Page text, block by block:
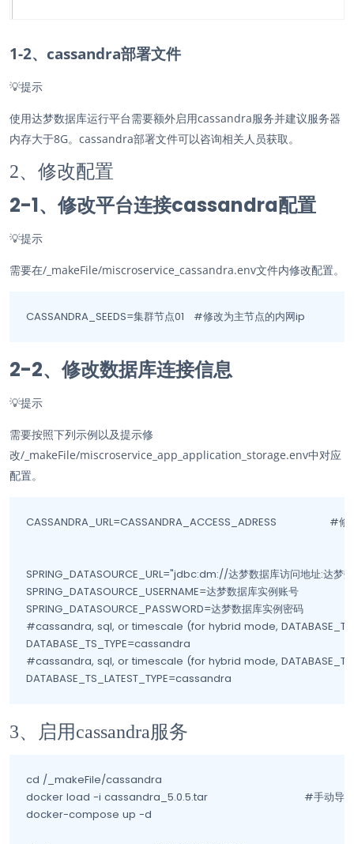
1-2、cassandra部署文件
💡提示
使用达梦数据库运行平台需要额外启用cassandra服务并建议服务器
内存大于8G。cassandra部署文件可以咨询相关人员获取。
2、修改配置
2-1、修改平台连接cassandra配置
💡提示
需要在/_makeFile/miscroservice_cassandra.env文件内修改配置。
CASSANDRA_SEEDS=集群节点01   #修改为主节点的内网ip
2-2、修改数据库连接信息
💡提示
需要按照下列示例以及提示修
改/_makeFile/miscroservice_app_application_storage.env中对应
配置。
CASSANDRA_URL=CASSANDRA_ACCESS_ADRESS 		#修改为当前部署服务器内网ip:9042
SPRING_DATASOURCE_URL="jdbc:dm://达梦数据库访问地址:达梦
SPRING_DATASOURCE_USERNAME=达梦数据库实例账号
SPRING_DATASOURCE_PASSWORD=达梦数据库实例密码
#cassandra, sql, or timescale (for hybrid mode,
DATABASE_TS_TYPE=cassandra
#cassandra, sql, or timescale (for hybrid mode,
DATABASE_TS_LATEST_TYPE=cassandra
3、启用cassandra服务
cd /_makeFile/cassandra
docker load -i cassandra_5.0.5.tar				#手动导入cassandra镜像
docker-compose up -d											#启动cassandra服务